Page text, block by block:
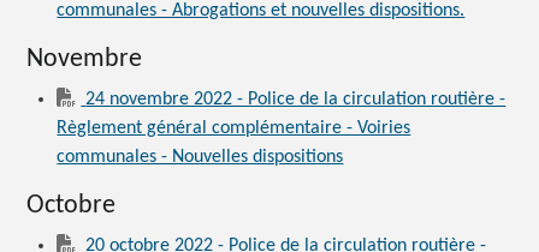
communales - Abrogations et nouvelles dispositions.
Novembre
24 novembre 2022 - Police de la circulation routière -
Règlement général complémentaire - Voiries
communales - Nouvelles dispositions
Octobre
20 octobre 2022 - Police de la circulation routière -